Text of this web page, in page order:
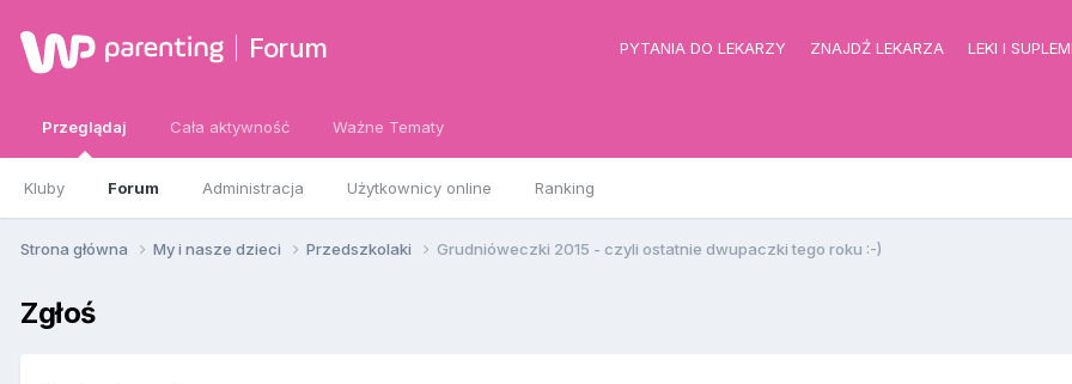
Forum PYTANIA DO LEKARZY ZNAJDŹ LEKARZA LEKI I
Przeglądaj
Kluby Forum Administracja Użytkownicy online Ranking
Cała aktywność Ważne Tematy
Strona główna My i nasze dzieci Przedszkolaki Grudnióweczki 2015 - czyli ostatnie dwupaczki tego roku :-)
Zgłoś